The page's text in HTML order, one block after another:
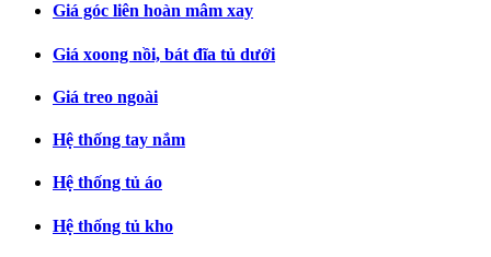
Giá góc liên hoàn mâm xay
Giá xoong nồi, bát đĩa tủ dưới
Giá treo ngoài
Hệ thống tay nắm
Hệ thống tủ áo
Hệ thống tủ kho